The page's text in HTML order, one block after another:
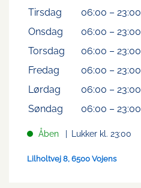
Tirsdag
06:00 – 23:00
Onsdag
06:00 – 23:00
Torsdag
06:00 – 23:00
Fredag
06:00 – 23:00
Lørdag
06:00 – 23:00
Søndag
06:00 – 23:00
Åben Lukker kl. 23:00
Lilholtvej 8, 6500 Vojens